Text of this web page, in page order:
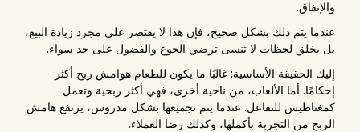
والإنفاق.
عندما يتم ذلك بشكل صحيح، فإن هذا لا يقتصر على مجرد زيادة البيع،
بل يخلق لحظات لا تنسى ترضي الجوع والفضول على حد سواء.
إليك الحقيقة الأساسية: غالبًا ما يكون للطعام هوامش ربح أكثر
إحكامًا. أما الألعاب، من ناحية أخرى، فهي أكثر ربحية وتعمل
كمغناطيس للتفاعل. عندما يتم تجميعها بشكل مدروس، يرتفع هامش
الربح من التجربة بأكملها، وكذلك رضا العملاء.